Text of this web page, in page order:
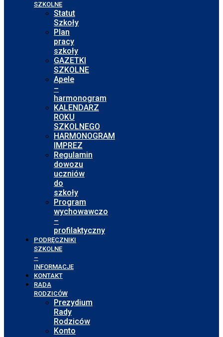
SZKOLNE
Statut
Szkoły
Plan
pracy
szkoły
GAZETKI
SZKOLNE
Apele
–
harmonogram
KALENDARZ
ROKU
SZKOLNEGO
HARMONOGRAM
IMPREZ
Regulamin
dowozu
uczniów
do
szkoły
Program
wychowawczo
–
profilaktyczny
PODRĘCZNIKI
SZKOLNE
–
INFORMACJE
KONTAKT
RADA
RODZICÓW
Prezydium
Rady
Rodziców
Konto